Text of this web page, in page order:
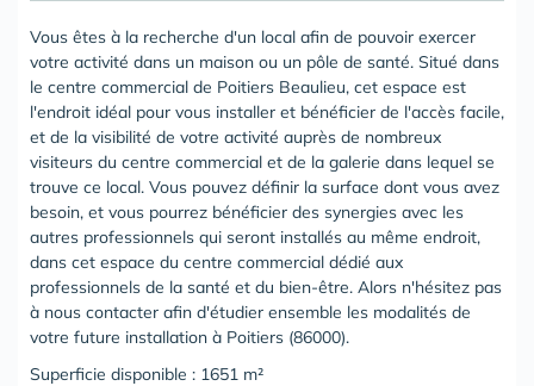
Vous êtes à la recherche d'un local afin de pouvoir exercer
votre activité dans un maison ou un pôle de santé. Situé dans
le centre commercial de Poitiers Beaulieu, cet espace est
l'endroit idéal pour vous installer et bénéficier de l'accès facile,
et de la visibilité de votre activité auprès de nombreux
visiteurs du centre commercial et de la galerie dans lequel se
trouve ce local. Vous pouvez définir la surface dont vous avez
besoin, et vous pourrez bénéficier des synergies avec les
autres professionnels qui seront installés au même endroit,
dans cet espace du centre commercial dédié aux
professionnels de la santé et du bien-être. Alors n'hésitez pas
à nous contacter afin d'étudier ensemble les modalités de
votre future installation à Poitiers (86000).
Superficie disponible : 1651 m²